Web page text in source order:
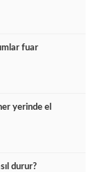
fuar
yerinde el
durur?